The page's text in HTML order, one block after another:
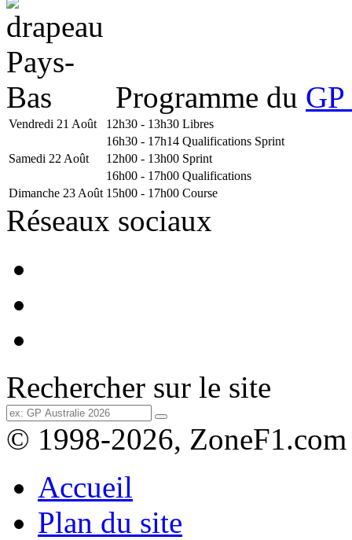
Programme du
Vendredi 21 Août 12h30 - 13h30 Libres
16h30 - 17h14 Qualifications Sprint
Samedi 22 Août
12h00 - 13h00 Sprint
16h00 - 17h00 Qualifications
Dimanche 23 Août 15h00 - 17h00 Course
Réseaux sociaux
Rechercher sur le site
© 1998-2026, ZoneF1.com
Accueil
Plan du site